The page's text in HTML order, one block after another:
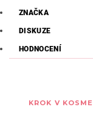
ZNAČKA
DISKUZE
HODNOCENÍ
KROK V